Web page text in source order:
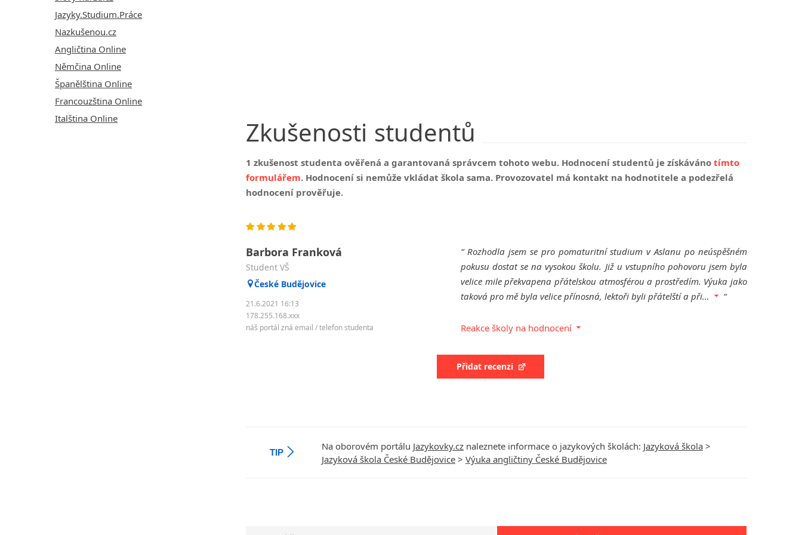
Jazyky.Studium.Práce
Nazkušenou.cz
Angličtina Online
Němčina Online
Španělština Online
Francouzština Online
Italština Online
Zkušenosti studentů
1 zkušenost studenta ověřená a garantovaná správcem tohoto webu. Hodnocení studentů je získáváno tímto
formulářem. Hodnocení si nemůže vkládat škola sama. Provozovatel má kontakt na hodnotitele a podezřelá
hodnocení prověřuje.
Barbora Franková
student VŠ
České Budějovice
21.6.2021 16:13
178.255.168.xxx
náš portál zná email / telefon studenta
Rozhodla jsem se pro pomaturitní studium v Aslanu po neúspěšném
pokusu dostat se na vysokou školu. Již u vstupního pohovoru jsem byla
velice mile překvapena přátelskou atmosférou a prostředím. Výuka jako
taková pro mě byla velice přínosná, lektoři byli přátelští a při…
Reakce školy na hodnocení
Přidat recenzi
TIP
Na oborovém portálu Jazykovky.cz naleznete informace o jazykových školách: Jazyková škola >
Jazyková škola České Budějovice > Výuka angličtiny České Budějovice